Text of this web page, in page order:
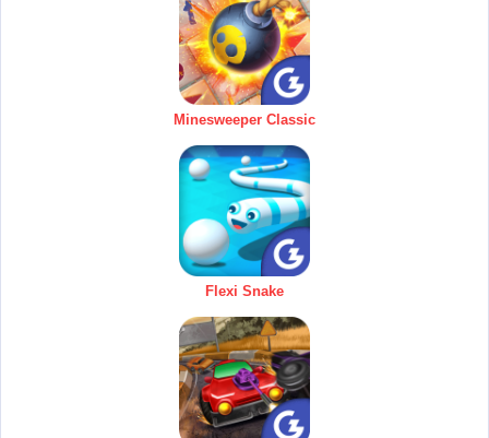
Minesweeper Classic
Flexi Snake